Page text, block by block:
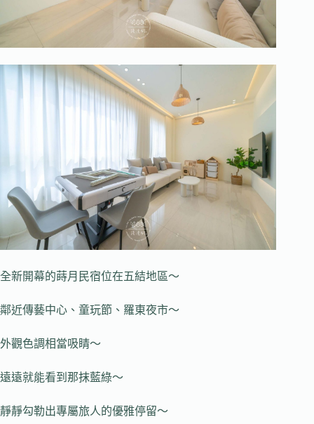
全新開幕的蒔月民宿位在五結地區～
鄰近傳藝中心、童玩節、羅東夜市～
外觀色調相當吸睛～
遠遠就能看到那抹藍綠～
靜靜勾勒出專屬旅人的優雅停留～